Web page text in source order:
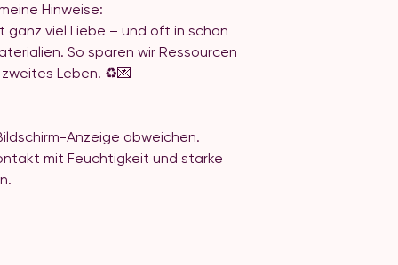
Hinweise:
ganz viel Liebe – und oft in schon
So sparen wir Ressourcen
Leben. ♻️💌
Anzeige abweichen.
mit Feuchtigkeit und starke